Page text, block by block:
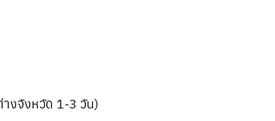
งจังหวัด 1-3 วัน)